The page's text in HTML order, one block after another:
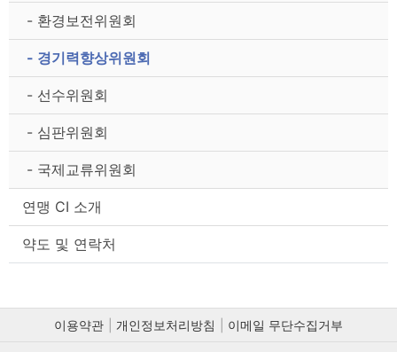
- 환경보전위원회
- 경기력향상위원회
- 선수위원회
- 심판위원회
- 국제교류위원회
연맹 CI 소개
약도 및 연락처
이용약관 개인정보처리방침 이메일 무단수집거부